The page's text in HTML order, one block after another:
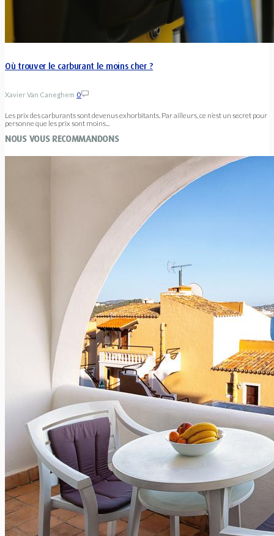
Où trouver le carburant le moins cher ?
Xavier Van Caneghem 0
Les prix des carburants sont devenus exhorbitants. Par ailleurs, ce n’est un secret pour
personne que les prix sont moins...
NOUS VOUS RECOMMANDONS